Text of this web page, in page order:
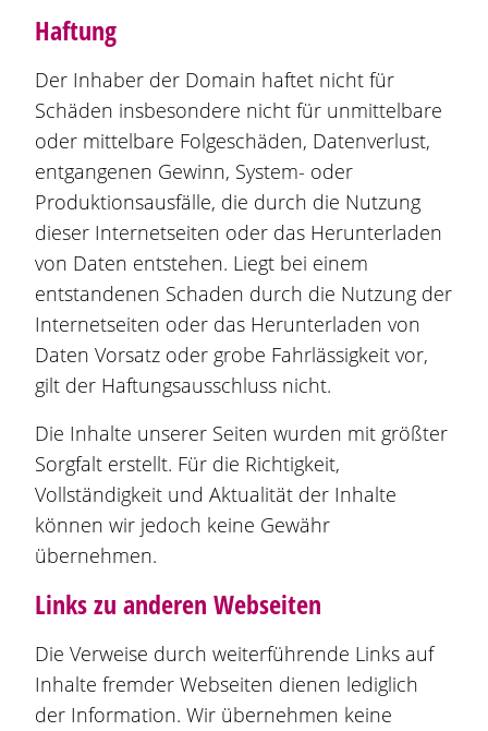
Haftung
Der Inhaber der Domain haftet nicht für
Schäden insbesondere nicht für unmittelbare
oder mittelbare Folgeschäden, Datenverlust,
entgangenen Gewinn, System- oder
Produktionsausfälle, die durch die Nutzung
dieser Internetseiten oder das Herunterladen
von Daten entstehen. Liegt bei einem
entstandenen Schaden durch die Nutzung der
Internetseiten oder das Herunterladen von
Daten Vorsatz oder grobe Fahrlässigkeit vor,
gilt der Haftungsausschluss nicht.
Die Inhalte unserer Seiten wurden mit größter
Sorgfalt erstellt. Für die Richtigkeit,
Vollständigkeit und Aktualität der Inhalte
können wir jedoch keine Gewähr
übernehmen.
Links zu anderen Webseiten
Die Verweise durch weiterführende Links auf
Inhalte fremder Webseiten dienen lediglich
der Information. Wir übernehmen keine